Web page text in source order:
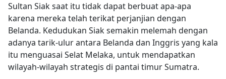
Sultan Siak saat itu tidak dapat berbuat apa-apa
karena mereka telah terikat perjanjian dengan
Belanda. Kedudukan Siak semakin melemah dengan
adanya tarik-ulur antara Belanda dan Inggris yang kala
itu menguasai Selat Melaka, untuk mendapatkan
wilayah-wilayah strategis di pantai timur Sumatra.